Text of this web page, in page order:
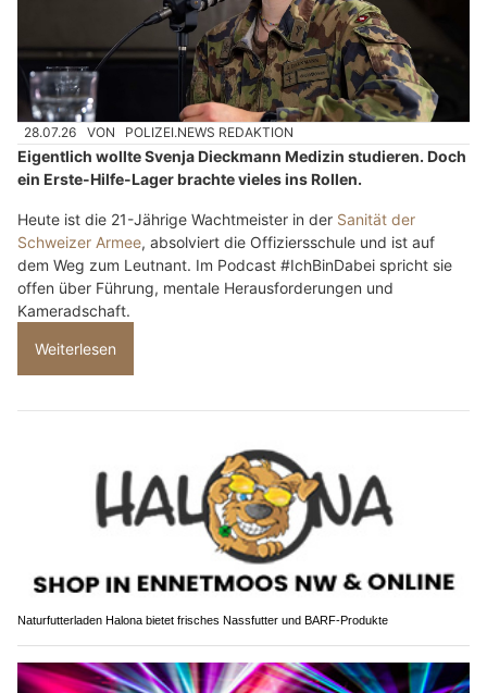
28.07.26 VON POLIZEI.NEWS REDAKTION
Eigentlich wollte Svenja Dieckmann Medizin studieren. Doch
ein Erste-Hilfe-Lager brachte vieles ins Rollen.
Heute ist die 21-Jährige Wachtmeister in der Sanität der
Schweizer Armee, absolviert die Offiziersschule und ist auf
dem Weg zum Leutnant. Im Podcast #IchBinDabei spricht sie
offen über Führung, mentale Herausforderungen und
Kameradschaft.
Weiterlesen
Naturfutterladen Halona bietet frisches Nassfutter und BARF-Produkte